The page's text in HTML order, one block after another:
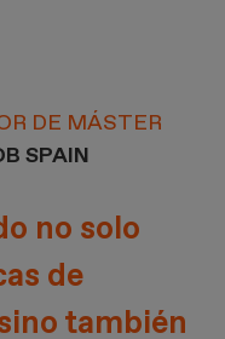
DE MÁSTER
SPAIN
no solo
de
también